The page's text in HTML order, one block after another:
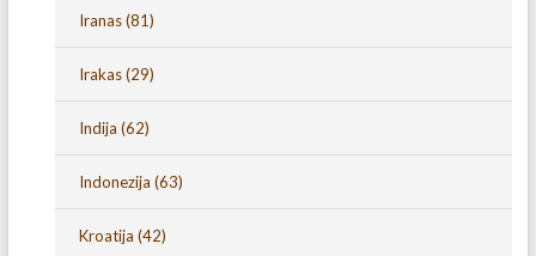
Iranas(81)
Irakas(29)
Indija (62)
Indonezija (63)
Kroatija (42)